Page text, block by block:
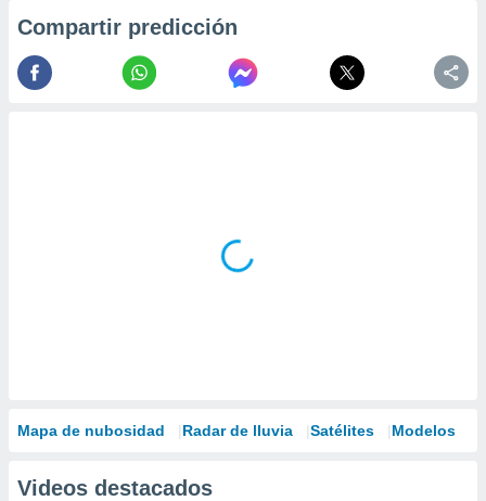
Compartir predicción
Mapa de nubosidad Radar de lluvia Satélites Modelos
Videos destacados